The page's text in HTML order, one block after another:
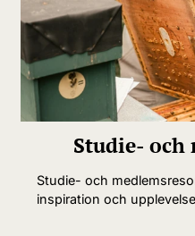
Studie- och
Studie- och
inspiration och